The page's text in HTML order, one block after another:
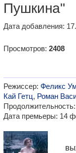
Пушкина"
Дата добавления:
Просмотров: 2408
Режиссер: Феликс
Кай Гетц, Роман
Дата премьеры: 14